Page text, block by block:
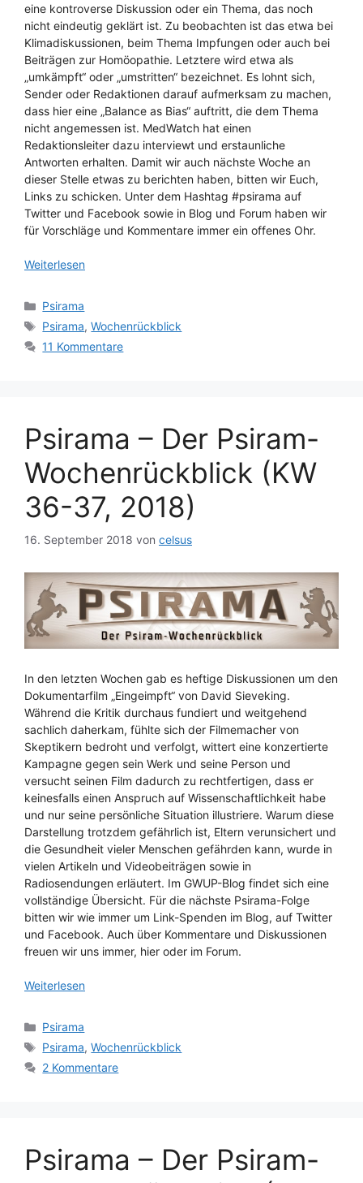
eine kontroverse Diskussion oder ein Thema, das noch
nicht eindeutig geklärt ist. Zu beobachten ist das etwa bei
Klimadiskussionen, beim Thema Impfungen oder auch bei
Beiträgen zur Homöopathie. Letztere wird etwa als
„umkämpft“ oder „umstritten“ bezeichnet. Es lohnt sich,
Sender oder Redaktionen darauf aufmerksam zu machen,
dass hier eine „Balance as Bias“ auftritt, die dem Thema
nicht angemessen ist. MedWatch hat einen
Redaktionsleiter dazu interviewt und erstaunliche
Antworten erhalten. Damit wir auch nächste Woche an
dieser Stelle etwas zu berichten haben, bitten wir Euch,
Links zu schicken. Unter dem Hashtag #psirama auf
Twitter und Facebook sowie in Blog und Forum haben wir
für Vorschläge und Kommentare immer ein offenes Ohr.
Weiterlesen
Kategorien
Psirama
Schlagwörter
Psirama,Wochenrückblick
11 Kommentare
Psirama – Der Psiram-
Wochenrückblick (KW
36-37, 2018)
16. September 2018 von celsus
In den letzten Wochen gab es heftige Diskussionen um den
Dokumentarfilm „Eingeimpft“ von David Sieveking.
Während die Kritik durchaus fundiert und weitgehend
sachlich daherkam, fühlte sich der Filmemacher von
Skeptikern bedroht und verfolgt, wittert eine konzertierte
Kampagne gegen sein Werk und seine Person und
versucht seinen Film dadurch zu rechtfertigen, dass er
keinesfalls einen Anspruch auf Wissenschaftlichkeit habe
und nur seine persönliche Situation illustriere. Warum diese
Darstellung trotzdem gefährlich ist, Eltern verunsichert und
die Gesundheit vieler Menschen gefährden kann, wurde in
vielen Artikeln und Videobeiträgen sowie in
Radiosendungen erläutert. Im GWUP-Blog findet sich eine
vollständige Übersicht. Für die nächste Psirama-Folge
bitten wir wie immer um Link-Spenden im Blog, auf Twitter
und Facebook. Auch über Kommentare und Diskussionen
freuen wir uns immer, hier oder im Forum.
Weiterlesen
Kategorien
Psirama
Schlagwörter
Psirama,Wochenrückblick
2 Kommentare
Psirama – Der Psiram-